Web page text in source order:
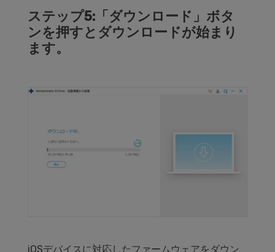
ステップ5:「ダウンロード」ボタ
ンを押すとダウンロードが始まり
ます。
iOSデバイスに対応したファームウェアをダウン